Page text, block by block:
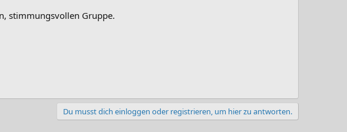
stimmungsvollen Gruppe.
Du musst dich einloggen oder registrieren, um hier zu antworten.